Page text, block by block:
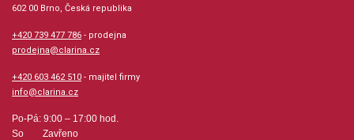
602 00 Brno, Česká republika
+420 739 477 786 - prodejna
prodejna@clarina.cz
+420 603 462 510 - majitel firmy
info@clarina.cz
Po-Pá: 9:00 – 17:00 hod.
So Zavřeno